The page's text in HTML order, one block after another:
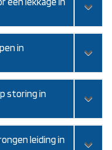
in
storing in
leiding in